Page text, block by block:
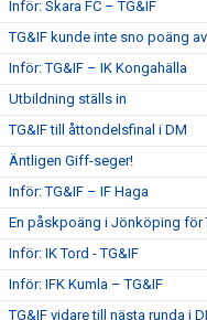
Inför: Skara FC – TG&IF
TG&IF kunde inte sno poäng
Inför: TG&IF – IK Kongahälla
Utbildning ställs in
TG&IF till åttondelsfinal i DM
Äntligen Giff-seger!
Inför: TG&IF – IF Haga
En påskpoäng i Jönköping för
Inför: IK Tord - TG&IF
Inför: IFK Kumla – TG&IF
TG&IF vidare till nästa runda i